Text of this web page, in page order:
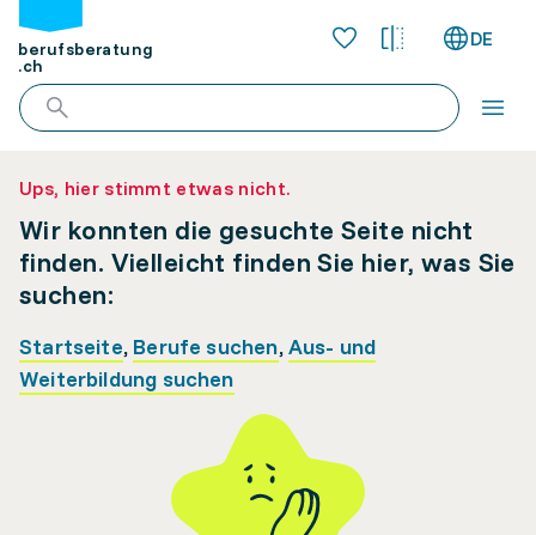
berufsberatung
.ch
DE
Ups, hier stimmt etwas nicht.
Wir konnten die gesuchte Seite nicht
finden. Vielleicht finden Sie hier, was Sie
suchen:
Startseite, Berufe suchen,Aus- und
Weiterbildung suchen